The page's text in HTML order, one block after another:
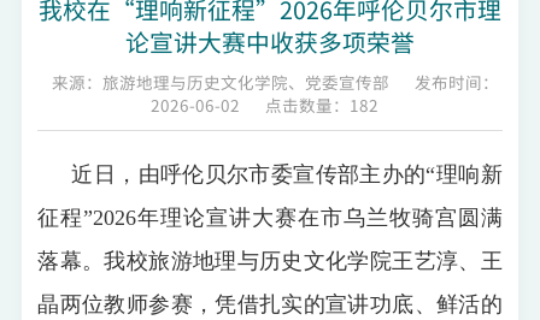
我校在“理响新征程”2026年呼伦贝尔市理
论宣讲大赛中收获多项荣誉
来源：旅游地理与历史文化学院、党委宣传部
发布时间：
2026-06-02
点击数量： 182
近日，由呼伦贝尔市委宣传部主办的“理响新
征程”2026年理论宣讲大赛在市乌兰牧骑宫圆满
落幕。我校旅游地理与历史文化学院王艺淳、王
晶两位教师参赛，凭借扎实的宣讲功底、鲜活的